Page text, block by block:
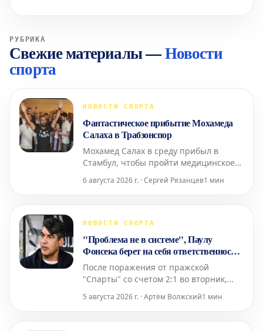
РУБРИКА
Свежие материалы—Новости
спорта
НОВОСТИ СПОРТА
Фантастическое прибытие Мохамеда
Салаха в Трабзонспор
Мохамед Салах в среду прибыл в
Стамбул, чтобы пройти медицинское
— «Трабзонспора». Бывший игрок
болельщиками, прежде чем
дня, где его ждал еще более
впечатляющий
6 августа 2026 г. · Сергей Рязанцев1 мин
НОВОСТИ СПОРТА
"Проблема не в системе", Паулу
Фонсека берет на себя ответственность
за поражение "Лиона"
После поражения от пражской
"Спарты" со счетом 2:1 во вторник,
Фонсека защитил свою тактическую
5 августа 2026 г. · Артём Волжский1 мин